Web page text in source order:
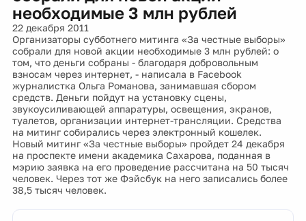
необходимые 3 млн рублей
22 декабря 2011
Организаторы субботнего митинга «За честные выборы»
собрали для новой акции необходимые 3 млн рублей: о
том, что деньги собраны - благодаря добровольным
взносам через интернет, - написала в Facebook
журналистка Ольга Романова, занимавшая сбором
средств. Деньги пойдут на установку сцены,
звукоусиливающей аппаратуры, освещения, экранов,
туалетов, организации интернет-трансляции. Средства
на митинг собирались через электронный кошелек.
Новый митинг «За честные выборы» пройдет 24 декабря
на проспекте имени академика Сахарова, поданная в
мэрию заявка на его проведение рассчитана на 50 тысяч
человек. Через тот же Фэйсбук на него записались более
38,5 тысяч человек.